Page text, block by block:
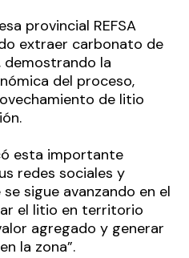
provincial REFSA
extraer carbonato de
demostrando la
del proceso,
de litio
esta importante
redes sociales y
sigue avanzando en el
el litio en territorio
agregado y generar
la zona”.